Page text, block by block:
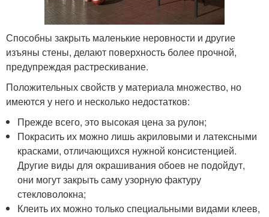
Способны закрыть маленькие неровности и другие
изъяны стены, делают поверхность более прочной,
предупреждая растрескивание.
Положительных свойств у материала множество, но
имеются у него и несколько недостатков:
Прежде всего, это высокая цена за рулон;
Покрасить их можно лишь акриловыми и латексными
красками, отличающихся нужной консистенцией.
Другие виды для окрашивания обоев не подойдут,
они могут закрыть саму узорную фактуру
стекловолокна;
Клеить их можно только специальными видами клеев,